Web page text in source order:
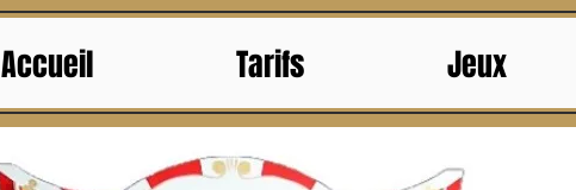
Accueil Tarifs Jeux